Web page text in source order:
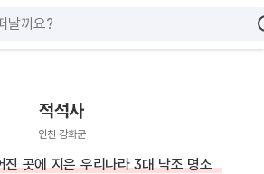
적석사
인천 강화군
진 곳에 지은 우리나라 3대 낙조 명소